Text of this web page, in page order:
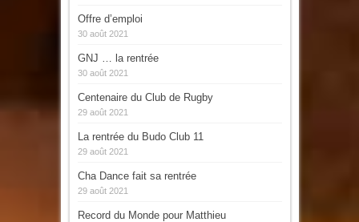
Offre d’emploi
30 août 2021
GNJ … la rentrée
30 août 2021
Centenaire du Club de Rugby
29 août 2021
La rentrée du Budo Club 11
29 août 2021
Cha Dance fait sa rentrée
29 août 2021
Record du Monde pour Matthieu